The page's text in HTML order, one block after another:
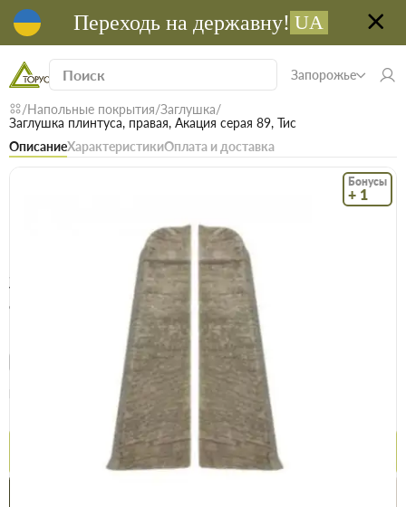
Переходь на державну! UA
Запорожье
Напольные покрытия Заглушка
Заглушка плинтуса, правая, Акация серая 89, Тис
ОписаниеХарактеристикиОплата и доставка
Бонусы
+ 1
Заглушка плинтуса, правая, Акация серая
89, Тис
Безкоштовна доставка! Від 15000 грн єВідновлення
9.5 грн
Купить